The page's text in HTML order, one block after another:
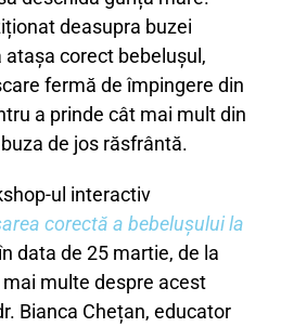
deasupra buzei
corect bebelușul,
fermă de împingere din
a prinde cât mai mult din
de jos răsfrântă.
ul interactiv
corectă a bebelușului la
data de 25 martie, de la
multe despre acest
Bianca Chețan, educator